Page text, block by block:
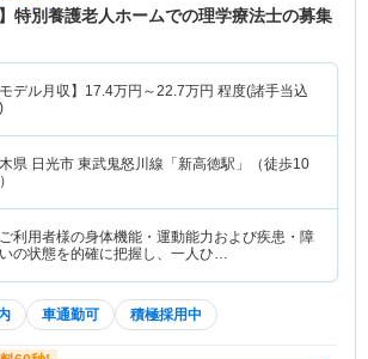
特別養護老人ホームでの理学療法士の募集
モデル月収】 17.4万円～22.7万円 程度(諸手当込
県 日光市 東武鬼怒川線「新高徳駅」（徒歩10
ご利用者様の身体機能・運動能力および疾患・障
の状態を的確に把握し、一人ひ…
車通勤可 積極採用中